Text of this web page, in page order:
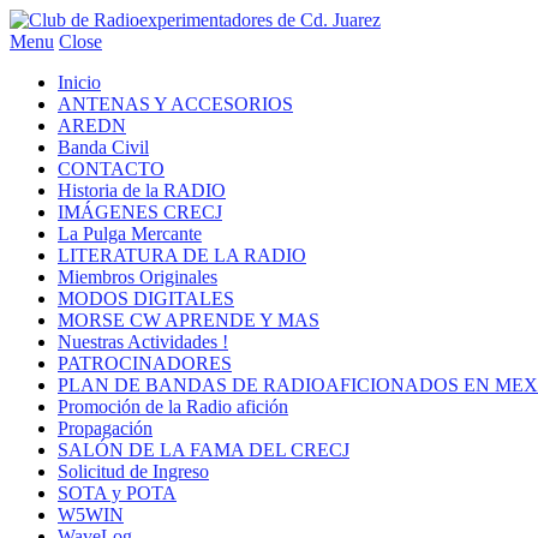
Menu Close
Inicio
ANTENAS Y ACCESORIOS
AREDN
Banda Civil
CONTACTO
Historia de la RADIO
IMÁGENES CRECJ
La Pulga Mercante
LITERATURA DE LA RADIO
Miembros Originales
MODOS DIGITALES
MORSE CW APRENDE Y MAS
Nuestras Actividades !
PATROCINADORES
PLAN DE BANDAS DE RADIOAFICIONADOS EN
Promoción de la Radio afición
Propagación
SALÓN DE LA FAMA DEL CRECJ
Solicitud de Ingreso
SOTA y POTA
W5WIN